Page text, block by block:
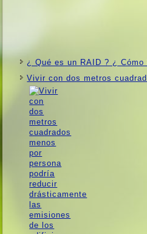
¿ Qué es un RAID ? ¿ Cómo
Vivir con dos metros